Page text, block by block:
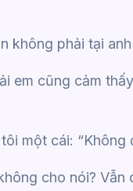
không phải tại
em cũng cảm
một cái: “Không
cho nói?